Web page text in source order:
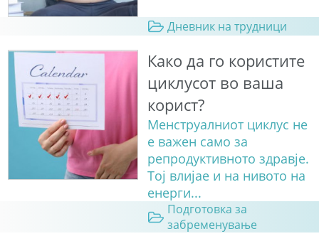
Дневник на трудници
Како да го користите
циклусот во ваша
корист?
Менструалниот циклус не
е важен само за
репродуктивното здравје.
Тој влијае и на нивото на
енерги...
Подготовка за
забременување